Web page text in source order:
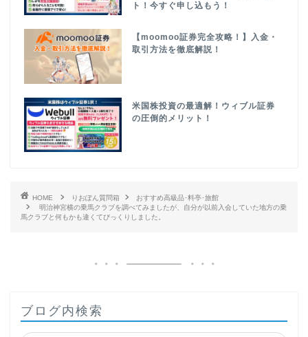
ト！今すぐ申し込もう！
【moomoo証券完全攻略！】入金・
取引方法を徹底解説！
米国株投資の最適解！ウィブル証券
の圧倒的メリット！
HOME りおぽん質問箱
おすすめ高級品･料亭･旅館
明治神宮横の乗馬クラブを調べてみましたが、自分が以前入会していた地方の乗
馬クラブと何もかも違くてびっくりしました。
ブログ内検索